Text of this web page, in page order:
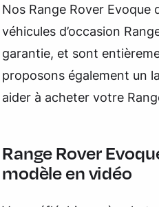
Nos Range Rover Evoque
véhicules d’occasion
garantie, et sont
proposons également un
aider à acheter votre
Range Rover
modèle en vidéo